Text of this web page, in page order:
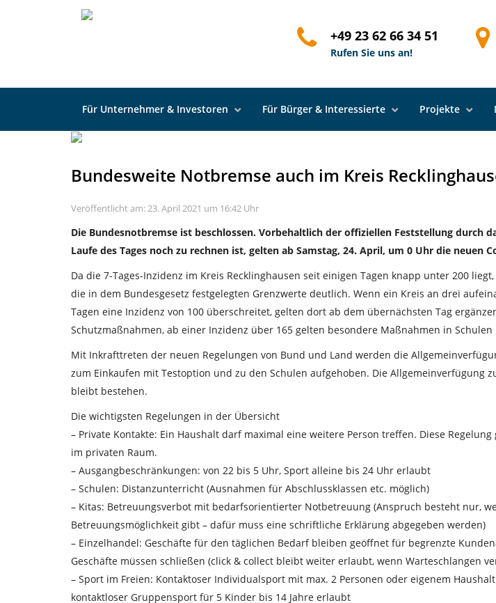
+49 23 62 66 34 51
Rufen Sie uns an!
Für Unternehmer & Investoren Für Bürger & Interessierte Projekte
Startseite
Bundesweite Notbremse auch im Kreis
Veröffentlicht am: 23. April 2021 um 16:42 Uhr
Die Bundesnotbremse ist beschlossen. Vorbehaltlich der offiziellen Feststellung durch
Laufe des Tages noch zu rechnen ist, gelten ab Samstag, 24. April, um 0 Uhr die neuen
Da die 7-Tages-Inzidenz im Kreis Recklinghausen seit einigen Tagen knapp unter 200
die in dem Bundesgesetz festgelegten Grenzwerte deutlich. Wenn ein Kreis an drei
Tagen eine Inzidenz von 100 überschreitet, gelten dort ab dem übernächsten Tag
Schutzmaßnahmen, ab einer Inzidenz über 165 gelten besondere Maßnahmen in Schulen
Mit Inkrafttreten der neuen Regelungen von Bund und Land werden die
zum Einkaufen mit Testoption und zu den Schulen aufgehoben. Die Allgemeinverfügung
bleibt bestehen.
Die wichtigsten Regelungen in der Übersicht
– Private Kontakte: Ein Haushalt darf maximal eine weitere Person treffen. Diese
im privaten Raum.
– Ausgangbeschränkungen: von 22 bis 5 Uhr, Sport alleine bis 24 Uhr erlaubt
– Schulen: Distanzunterricht (Ausnahmen für Abschlussklassen etc. möglich)
– Kitas: Betreuungsverbot mit bedarfsorientierter Notbetreuung (Anspruch besteht nur,
Betreuungsmöglichkeit gibt – dafür muss eine schriftliche Erklärung abgegeben werden)
– Einzelhandel: Geschäfte für den täglichen Bedarf bleiben geöffnet für begrenzte
Geschäfte müssen schließen (click & collect bleibt weiter erlaubt, wenn Warteschlangen
– Sport im Freien: Kontaktoser Individualsport mit max. 2 Personen oder eigenem
kontaktloser Gruppensport für 5 Kinder bis 14 Jahre erlaubt